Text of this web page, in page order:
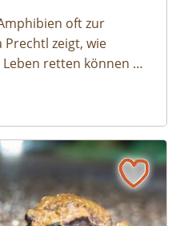
oft zur
zeigt, wie
retten können –
wird